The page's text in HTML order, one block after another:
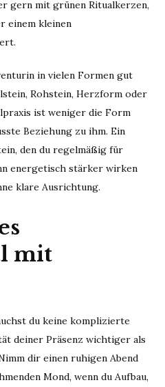
gern mit grünen Ritualkerzen,
einem kleinen
in vielen Formen gut
Rohstein, Herzform oder
ist weniger die Form
Beziehung zu ihm. Ein
den du regelmäßig für
energetisch stärker wirken
klare Ausrichtung.
mit
du keine komplizierte
deiner Präsenz wichtiger als
dir einen ruhigen Abend
Mond, wenn du Aufbau,